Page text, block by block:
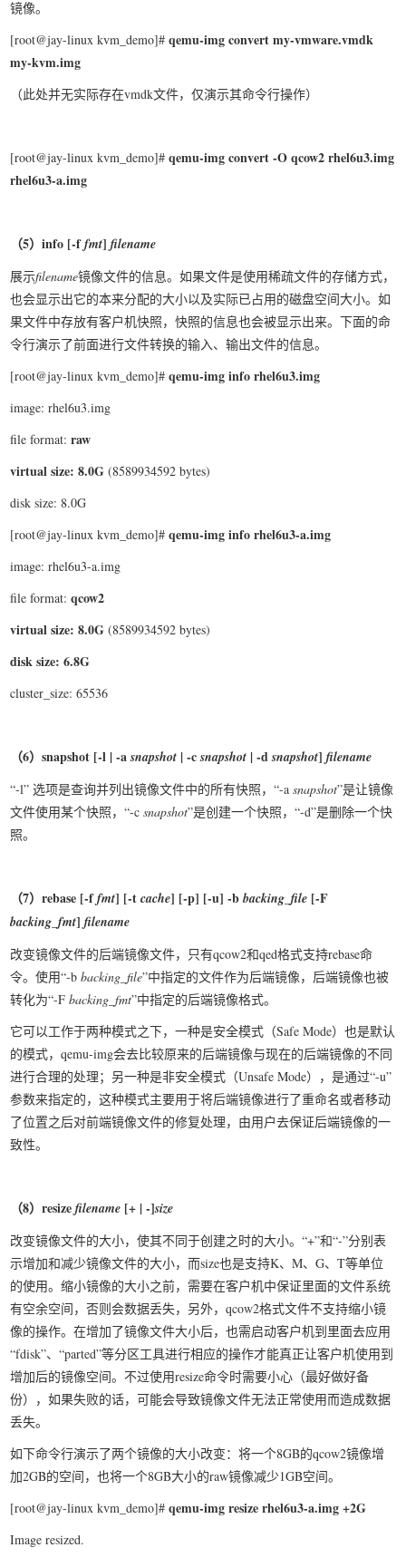
镜像。
[root@jay-linux kvm_demo]#qemu-img convert my-vmware.vmdk
my-kvm.img
（此处并无实际存在vmdk文件，仅演示其命令行操作）
[root@jay-linux kvm_demo]#qemu-img convert -O qcow2 rhel6u3.img
rhel6u3-a.img
（5）info [-ffmt]filename
展示filename镜像文件的信息。如果文件是使用稀疏文件的存储方式，
也会显示出它的本来分配的大小以及实际已占用的磁盘空间大小。如
果文件中存放有客户机快照，快照的信息也会被显示出来。下面的命
令行演示了前面进行文件转换的输入、输出文件的信息。
[root@jay-linux kvm_demo]#qemu-img info rhel6u3.img
image: rhel6u3.img
file format:raw
virtual size: 8.0G (8589934592 bytes)
disk size: 8.0G
[root@jay-linux kvm_demo]#qemu-img info rhel6u3-a.img
image: rhel6u3-a.img
file format:qcow2
virtual size: 8.0G (8589934592 bytes)
disk size: 6.8G
cluster_size: 65536
（6）snapshot [-l | -asnapshot | -csnapshot | -dsnapshot]filename
“-l” 选项是查询并列出镜像文件中的所有快照，“-asnapshot”是让镜像
文件使用某个快照，“-csnapshot”是创建一个快照，“-d”是删除一个快
照。
（7）rebase [-ffmt] [-tcache] [-p] [-u] -bbacking_file [-F
backing_fmt]filename
改变镜像文件的后端镜像文件，只有qcow2和qed格式支持rebase命
令。使用“-bbacking_file”中指定的文件作为后端镜像，后端镜像也被
转化为“-Fbacking_fmt”中指定的后端镜像格式。
它可以工作于两种模式之下，一种是安全模式（Safe Mode）也是默认
的模式，qemu-img会去比较原来的后端镜像与现在的后端镜像的不同
进行合理的处理；另一种是非安全模式（Unsafe Mode），是通过“-u”
参数来指定的，这种模式主要用于将后端镜像进行了重命名或者移动
了位置之后对前端镜像文件的修复处理，由用户去保证后端镜像的一
致性。
（8）resizefilename [+ | -]size
改变镜像文件的大小，使其不同于创建之时的大小。“+”和“-”分别表
示增加和减少镜像文件的大小，而size也是支持K、M、G、T等单位
的使用。缩小镜像的大小之前，需要在客户机中保证里面的文件系统
有空余空间，否则会数据丢失，另外，qcow2格式文件不支持缩小镜
像的操作。在增加了镜像文件大小后，也需启动客户机到里面去应用
“fdisk”、“parted”等分区工具进行相应的操作才能真正让客户机使用到
增加后的镜像空间。不过使用resize命令时需要小心（最好做好备
份），如果失败的话，可能会导致镜像文件无法正常使用而造成数据
丢失。
如下命令行演示了两个镜像的大小改变：将一个8GB的qcow2镜像增
加2GB的空间，也将一个8GB大小的raw镜像减少1GB空间。
[root@jay-linux kvm_demo]#qemu-img resize rhel6u3-a.img +2G
Image resized.